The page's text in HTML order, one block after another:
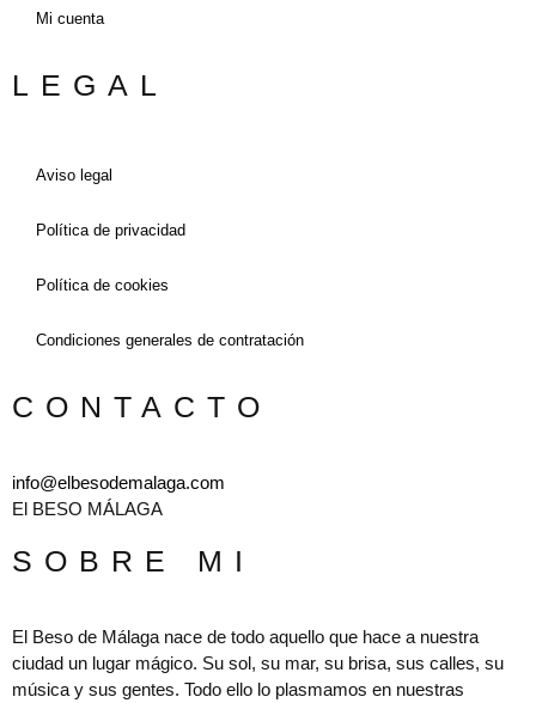
Mi cuenta
LEGAL
Aviso legal
Política de privacidad
Política de cookies
Condiciones generales de contratación
CONTACTO
info@elbesodemalaga.com
El BESO MÁLAGA
SOBRE MI
El Beso de Málaga nace de todo aquello que hace a nuestra
ciudad un lugar mágico. Su sol, su mar, su brisa, sus calles, su
música y sus gentes. Todo ello lo plasmamos en nuestras